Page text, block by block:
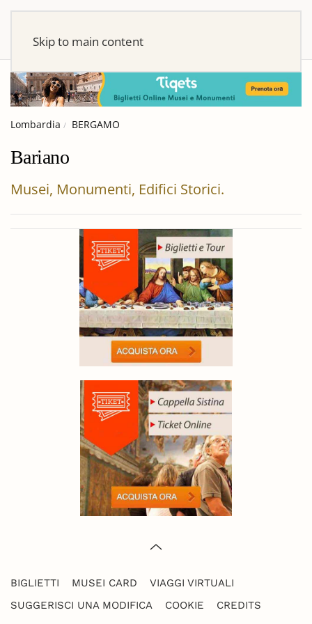
Skip to main content
Lombardia BERGAMO
Bariano
Musei, Monumenti, Edifici Storici.
BIGLIETTI MUSEI CARD
VIAGGI VIRTUALI
SUGGERISCI UNA MODIFICA
COOKIE CREDITS